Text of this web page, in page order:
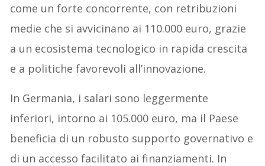
come un forte concorrente, con retribuzioni
medie che si avvicinano ai 110.000 euro, grazie
a un ecosistema tecnologico in rapida crescita
e a politiche favorevoli all’innovazione.
In Germania, i salari sono leggermente
inferiori, intorno ai 105.000 euro, ma il Paese
beneficia di un robusto supporto governativo e
di un accesso facilitato ai finanziamenti. In